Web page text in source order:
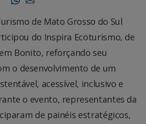
de Mato Grosso do Sul
do Inspira Ecoturismo, de
Bonito, reforçando seu
o desenvolvimento de um
acessível, inclusivo e
o evento, representantes da
de painéis estratégicos,